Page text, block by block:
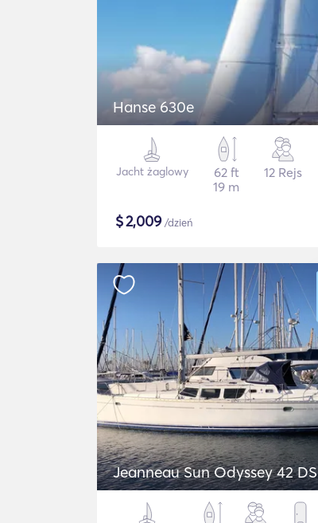
Hanse 630e
Jacht żaglowy
62 ft
19 m
12 Rejs
$2,009/dzień
Jeanneau Sun Odyssey 42 DS